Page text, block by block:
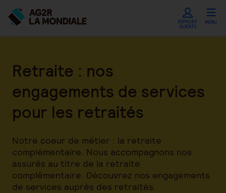
ESPACES
CLIENTS
MENU
Retraite : nos
engagements de services
pour les retraités
Notre coeur de métier : la retraite
complémentaire. Nous accompagnons nos
assurés au titre de la retraite
complémentaire. Découvrez nos engagements
de services auprès des retraités.